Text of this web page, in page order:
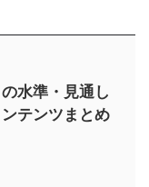
水準・見通し
テンツまとめ